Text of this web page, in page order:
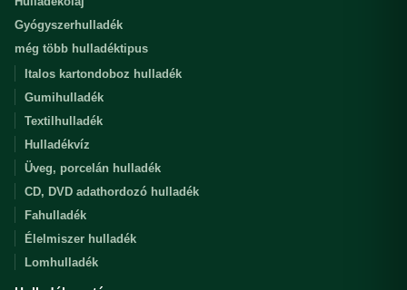
Gyógyszerhulladék
még több hulladéktipus
Italos kartondoboz hulladék
Gumihulladék
Textilhulladék
Hulladékvíz
Üveg, porcelán hulladék
CD, DVD adathordozó hulladék
Fahulladék
Élelmiszer hulladék
Lomhulladék